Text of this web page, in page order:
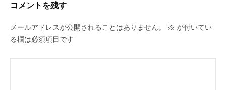
ン
コメントを残す
メールアドレスが公開されることはありません。 ※ が付いてい
る欄は必須項目です